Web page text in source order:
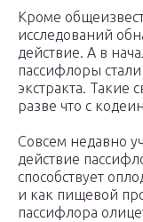
Кроме
исследований
действие. А в
пассифлоры
экстракта. Такие
разве что с
Совсем недавно
действие
способствует
и как пищевой
пассифлора